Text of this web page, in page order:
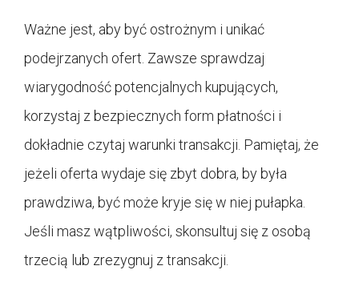
Ważne jest, aby być ostrożnym i unikać
podejrzanych ofert. Zawsze sprawdzaj
wiarygodność potencjalnych kupujących,
korzystaj z bezpiecznych form płatności i
dokładnie czytaj warunki transakcji. Pamiętaj, że
jeżeli oferta wydaje się zbyt dobra, by była
prawdziwa, być może kryje się w niej pułapka.
Jeśli masz wątpliwości, skonsultuj się z osobą
trzecią lub zrezygnuj z transakcji.